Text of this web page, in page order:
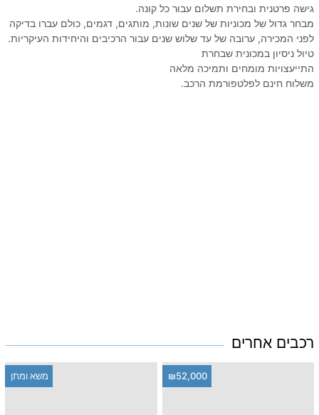
גישה פרטנית ובחירת תשלום עבור כל קונה.
מבחר גדול של מכוניות של שנים שונות, מותגים, דגמים, כולם עברו בדיקה
לפני המכירה, ערובה של עד שלוש שנים עבור הרכיבים והיחידות העיקריות.
טיול ניסיון במכונית שבחרת
התייעצויות מומחים ותמיכה מלאה
משלוח חינם לפלטפורמת הרכב.
רכבים אחרים
₪52,000 משא ומתן